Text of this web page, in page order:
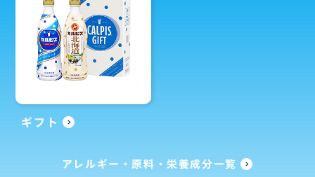
ギフト
アレルギー・原料・栄養成分一覧